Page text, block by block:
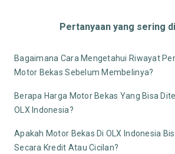
Pertanyaan yang sering
Bagaimana Cara Mengetahui Riwayat
Motor Bekas Sebelum Membelinya?
Berapa Harga Motor Bekas Yang Bisa
OLX Indonesia?
Apakah Motor Bekas Di OLX Indonesia
Secara Kredit Atau Cicilan?